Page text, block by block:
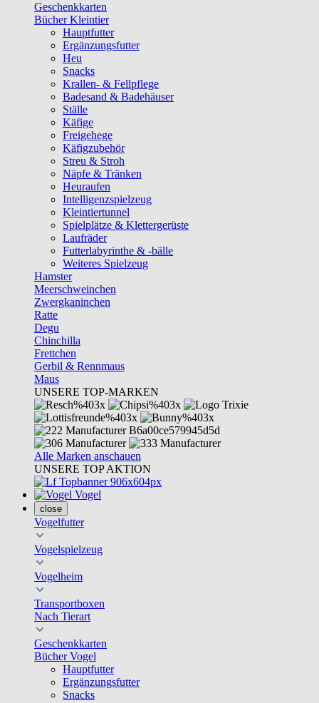
Geschenkkarten
Bücher Kleintier
Hauptfutter
Ergänzungsfutter
Heu
Snacks
Krallen- & Fellpflege
Badesand & Badehäuser
Ställe
Käfige
Freigehege
Käfigzubehör
Streu & Stroh
Näpfe & Tränken
Heuraufen
Intelligenzspielzeug
Kleintiertunnel
Spielplätze & Klettergerüste
Laufräder
Futterlabyrinthe & -bälle
Weiteres Spielzeug
Hamster
Meerschweinchen
Zwergkaninchen
Ratte
Degu
Chinchilla
Frettchen
Gerbil & Rennmaus
Maus
UNSERE TOP-MARKEN
Alle Marken anschauen
UNSERE TOP AKTION
Vogel
close
Vogelfutter
Vogelspielzeug
Vogelheim
Transportboxen
Nach Tierart
Geschenkkarten
Bücher Vogel
Hauptfutter
Ergänzungsfutter
Snacks